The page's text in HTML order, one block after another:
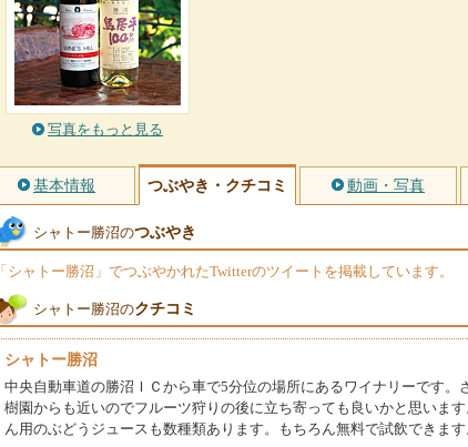
写真をもっと見る
基本情報 つぶやき・クチコミ 動画・写真
シャトー勝沼のつぶやき
「シャトー勝沼」でつぶやかれたTwitterのツイートを掲載しています。
シャトー勝沼のクチコミ
シャトー勝沼
中央自動車道の勝沼ＩＣから車で5分位の場所にあるワイナリーです
樹園からも近いのでフルーツ狩りの後に立ち寄っても良いかと思いま
ん用のぶどうジュースも数種類あります。もちろん無料で試飲できま